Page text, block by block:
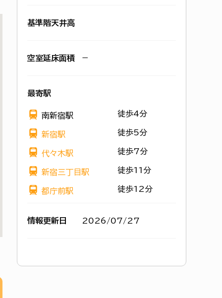
基準階天井高
空室延床面積 −
最寄駅
南新宿駅 徒歩4分
新宿駅 徒歩5分
代々木駅 徒歩7分
新宿三丁目駅 徒歩11分
都庁前駅 徒歩12分
情報更新日 2026/07/27